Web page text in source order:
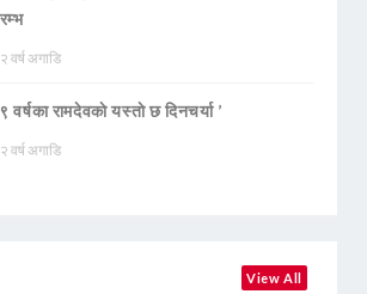
२ वर्ष अगाडि
वर्षका रामदेवकाे यस्ताे छ दिनचर्या ’
२ वर्ष अगाडि
View All